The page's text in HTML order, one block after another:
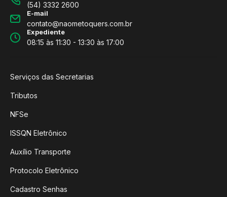
(54) 3332 2600
E-mail
contato@naometoquers.com.br
Expediente
08:15 às 11:30 - 13:30 às 17:00
Serviços das Secretarias
Tributos
NFSe
ISSQN Eletrônico
Auxílio Transporte
Protocolo Eletrônico
Cadastro Senhas